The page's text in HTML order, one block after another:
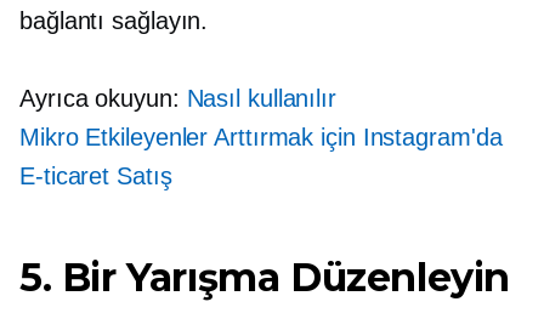
bağlantı sağlayın.
Ayrıca okuyun: Nasıl kullanılır
Mikro Etkileyenler Arttırmak için Instagram'da
E-ticaret Satış
5. Bir Yarışma Düzenleyin